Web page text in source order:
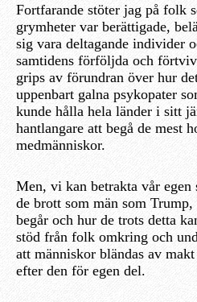
Fortfarande stöter jag på folk
grymheter var berättigade,
sig vara deltagande individer
samtidens förföljda och
grips av förundran över hur
uppenbart galna psykopater
kunde hålla hela länder i sitt
hantlangare att begå de mest
medmänniskor.
Men, vi kan betrakta vår
de brott som män som
begår och hur de trots detta
stöd från folk omkring och
att människor bländas av
efter den för egen del.